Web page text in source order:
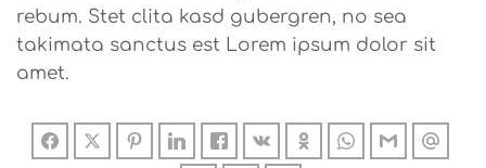
rebum. Stet clita kasd gubergren, no sea
takimata sanctus est Lorem ipsum dolor sit
amet.